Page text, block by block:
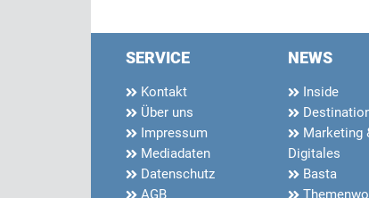
SERVICE
Kontakt
Über uns
Impressum
Mediadaten
Datenschutz
AGB
NEWS
Inside
Marketing
Digitales
Basta